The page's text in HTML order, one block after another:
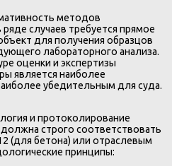
методов
случаев требуется прямое
для получения образцов
лабораторного анализа.
оценки и экспертизы
является наиболее
убедительным для суда.
и протоколирование
строго соответствовать
(для бетона) или отраслевым
принципы: